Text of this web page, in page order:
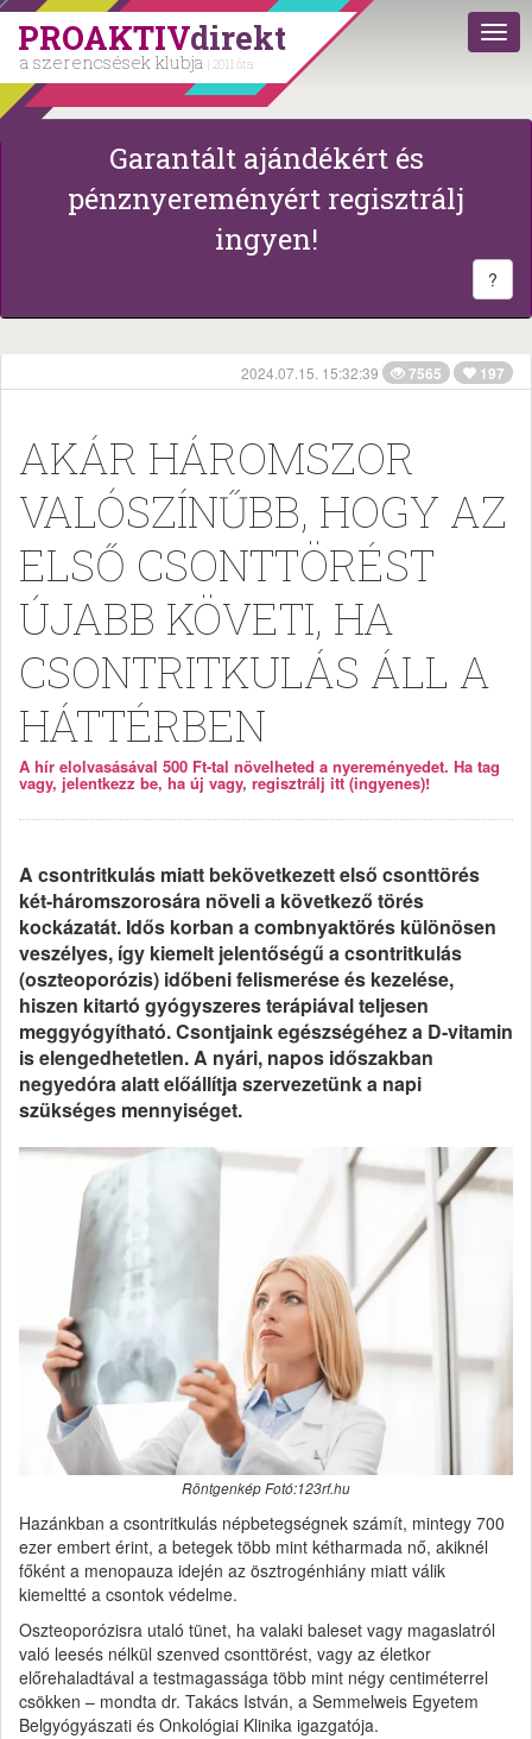
PROAKTIVdirekt
a szerencsések klubja | 2011 óta
Garantált ajándékért és
pénznyereményért regisztrálj
ingyen!
?
2024.07.15. 15:32:39 7565 197
AKÁR HÁROMSZOR
VALÓSZÍNŰBB, HOGY AZ
ELSŐ CSONTTÖRÉST
ÚJABB KÖVETI, HA
CSONTRITKULÁS ÁLL A
HÁTTÉRBEN
A hír elolvasásával 500 Ft-tal növelheted a nyereményedet. Ha tag
vagy, jelentkezz be, ha új vagy, regisztrálj itt (ingyenes)!
A csontritkulás miatt bekövetkezett első csonttörés
két-háromszorosára növeli a következő törés
kockázatát. Idős korban a combnyaktörés különösen
veszélyes, így kiemelt jelentőségű a csontritkulás
(oszteoporózis) időbeni felismerése és kezelése,
hiszen kitartó gyógyszeres terápiával teljesen
meggyógyítható. Csontjaink egészségéhez a D-vitamin
is elengedhetetlen. A nyári, napos időszakban
negyedóra alatt előállítja szervezetünk a napi
szükséges mennyiséget.
Röntgenkép Fotó:123rf.hu
Hazánkban a csontritkulás népbetegségnek számít, mintegy 700
ezer embert érint, a betegek több mint kétharmada nő, akiknél
főként a menopauza idején az ösztrogénhiány miatt válik
kiemeltté a csontok védelme.
Oszteoporózisra utaló tünet, ha valaki baleset vagy magaslatról
való leesés nélkül szenved csonttörést, vagy az életkor
előrehaladtával a testmagassága több mint négy centiméterrel
csökken – mondta dr. Takács István, a Semmelweis Egyetem
Belgyógyászati és Onkológiai Klinika igazgatója.